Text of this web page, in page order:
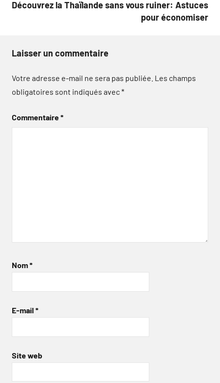
Découvrez la Thaïlande sans vous ruiner: Astuces
pour économiser
Laisser un commentaire
Votre adresse e-mail ne sera pas publiée. Les champs
obligatoires sont indiqués avec*
Commentaire*
Nom*
E-mail *
Site web